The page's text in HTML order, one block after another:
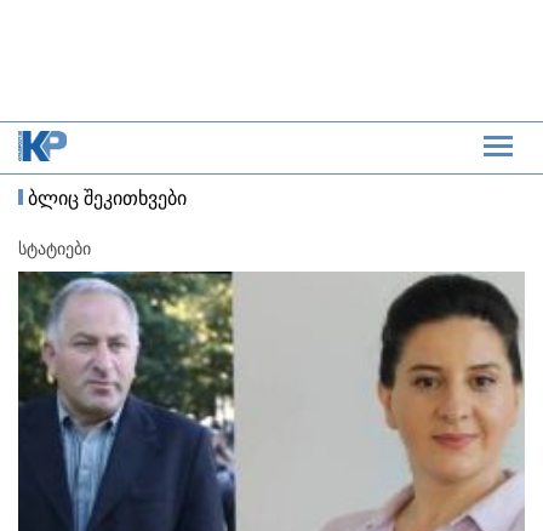
ბლიც შეკითხვები
სტატიები